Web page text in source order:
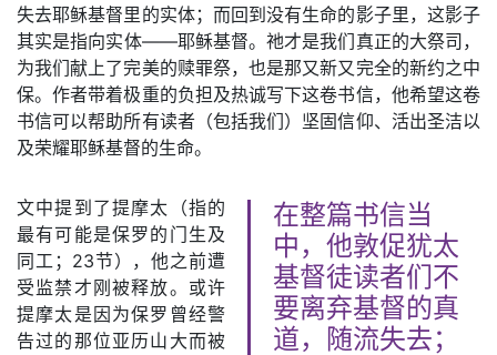
失去耶稣基督里的实体；而回到没有生命的影子里，这影子
其实是指向实体——耶稣基督。祂才是我们真正的大祭司，
为我们献上了完美的赎罪祭，也是那又新又完全的新约之中
保。作者带着极重的负担及热诚写下这卷书信，他希望这卷
书信可以帮助所有读者（包括我们）坚固信仰、活出圣洁以
及荣耀耶稣基督的生命。
在整篇书信当
中，他敦促犹太
基督徒读者们不
要离弃基督的真
道，随流失去；
文中提到了提摩太（指的
最有可能是保罗的门生及
同工；23节），他之前遭
受监禁才刚被释放。或许
提摩太是因为保罗曾经警
告过的那位亚历山大而被